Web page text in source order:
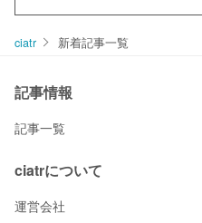
ciatr 新着記事一覧
記事情報
記事一覧
ciatrについて
運営会社